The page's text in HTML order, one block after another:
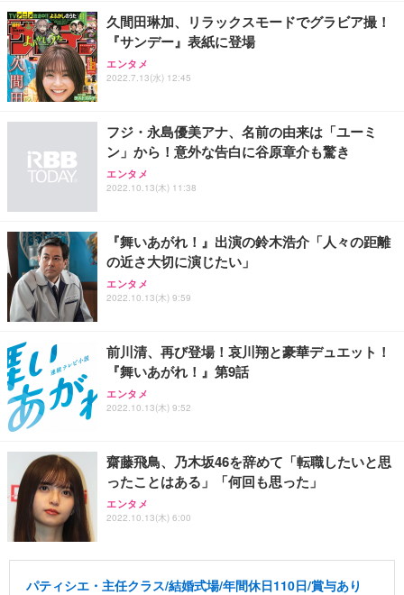
久間田琳加、リラックスモードでグラビア撮！
『サンデー』表紙に登場
エンタメ
2022.7.13(水) 12:45
フジ・永島優美アナ、名前の由来は「ユーミ
ン」から！意外な告白に谷原章介も驚き
エンタメ
2022.10.13(木) 11:38
『舞いあがれ！』出演の鈴木浩介「人々の距離
の近さ大切に演じたい」
エンタメ
2022.10.13(木) 9:59
前川清、再び登場！哀川翔と豪華デュエット！
『舞いあがれ！』第9話
エンタメ
2022.10.13(木) 9:52
齋藤飛鳥、乃木坂46を辞めて「転職したいと思
ったことはある」「何回も思った」
エンタメ
2022.10.13(木) 6:00
パティシエ・主任クラス/結婚式場/年間休日110日/賞与あり